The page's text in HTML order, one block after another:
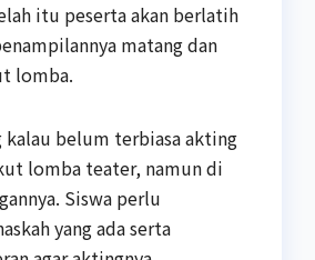
itu peserta akan berlatih
matang dan
lomba.
belum terbiasa akting
lomba teater, namun di
Siswa perlu
yang ada serta